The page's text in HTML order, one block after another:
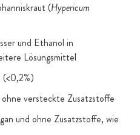
(Hypericum
und Ethanol in
Lösungsmittel
versteckte Zusatzstoffe
und ohne Zusatzstoffe, wie